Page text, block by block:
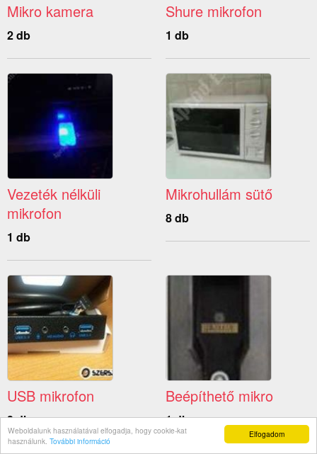
Elfogadom
Weboldalunk használatával elfogadja, hogy cookie-kat
használunk. További információ
Mikro kamera
2 db
Shure mikrofon
1 db
Vezeték nélküli
mikrofon
1 db
Mikrohullám sütő
8 db
USB mikrofon
3 db
Beépíthető mikro
1 db